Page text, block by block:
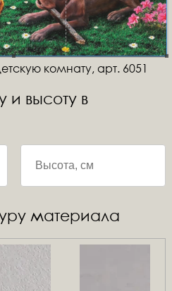
комнату, арт. 6051
и высоту в
материала